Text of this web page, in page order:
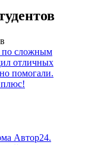
по сложным
отличных
помогали.
плюс!
Автор24.